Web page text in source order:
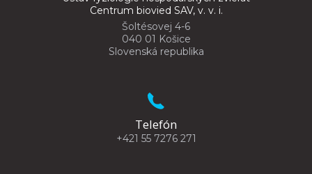
Centrum biovied SAV, v. v. i.
Šoltésovej 4-6
040 01 Košice
Slovenská republika
Telefón
+421 55 7276 271